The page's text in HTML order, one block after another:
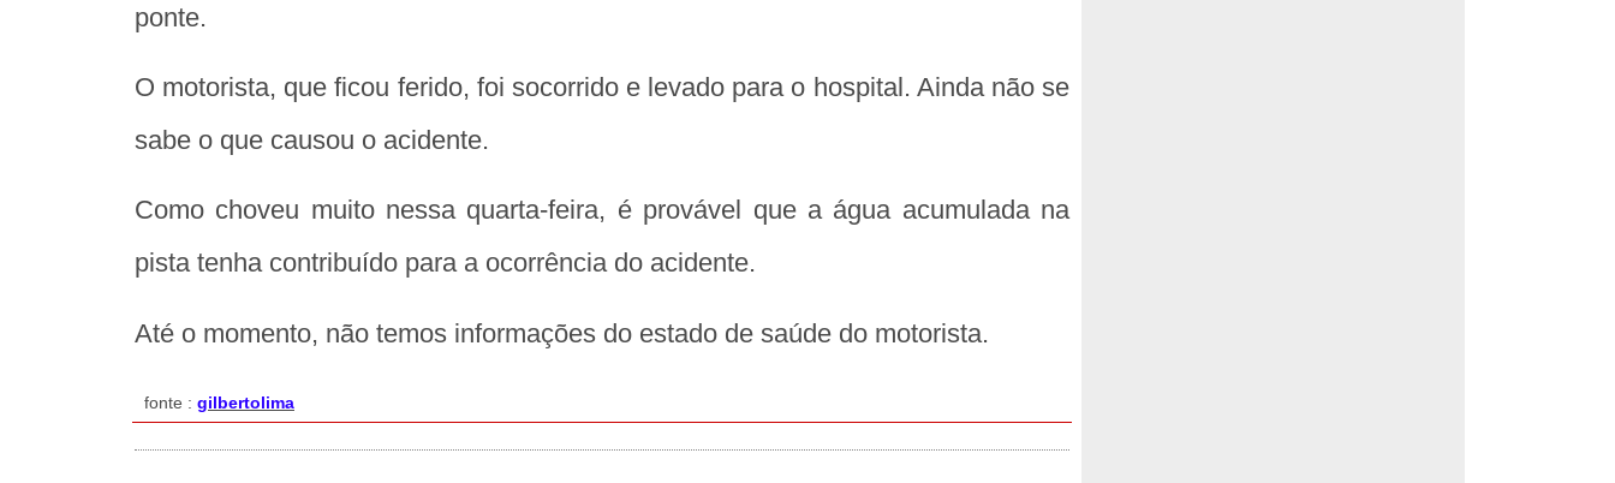
ponte.
O motorista, que ficou ferido, foi socorrido e levado para o hospital. Ainda não se
sabe o que causou o acidente.
Como choveu muito nessa quarta-feira, é provável que a água acumulada na
pista tenha contribuído para a ocorrência do acidente.
Até o momento, não temos informações do estado de saúde do motorista.
fonte : gilbertolima